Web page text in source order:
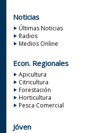
Noticias
Últimas Noticias
Radios
Medios Online
Econ. Regionales
Apicultura
Citricultura
Forestación
Horticultura
Pesca Comercial
Jóven